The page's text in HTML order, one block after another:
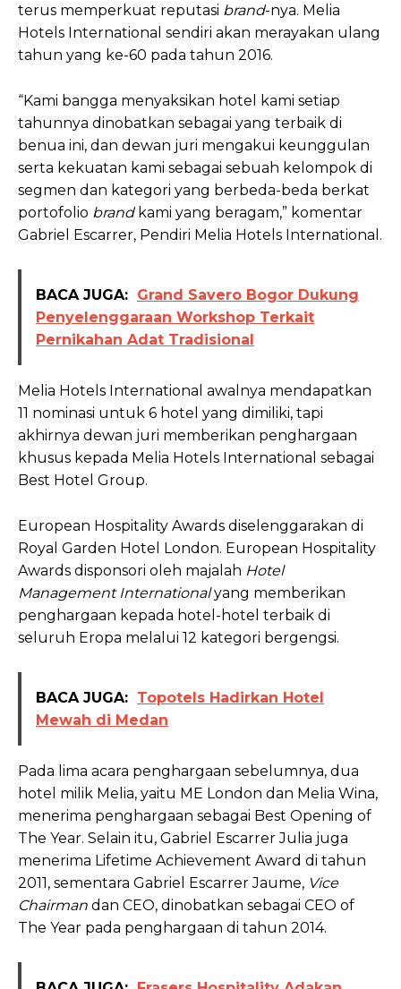
terus memperkuat reputasi brand-nya. Melia
Hotels International sendiri akan merayakan ulang
tahun yang ke-60 pada tahun 2016.
“Kami bangga menyaksikan hotel kami setiap
tahunnya dinobatkan sebagai yang terbaik di
benua ini, dan dewan juri mengakui keunggulan
serta kekuatan kami sebagai sebuah kelompok di
segmen dan kategori yang berbeda-beda berkat
portofolio brandkami yang beragam,” komentar
Gabriel Escarrer, Pendiri Melia Hotels International.
BACA JUGA: Grand Savero Bogor Dukung
Penyelenggaraan Workshop Terkait
Pernikahan Adat Tradisional
Melia Hotels International awalnya mendapatkan
11 nominasi untuk 6 hotel yang dimiliki, tapi
akhirnya dewan juri memberikan penghargaan
khusus kepada Melia Hotels International sebagai
Best Hotel Group.
European Hospitality Awards diselenggarakan di
Royal Garden Hotel London. European Hospitality
Awards disponsori oleh majalah Hotel
Management Internationalyang memberikan
penghargaan kepada hotel-hotel terbaik di
seluruh Eropa melalui 12 kategori bergengsi.
BACA JUGA: Topotels Hadirkan Hotel
Mewah di Medan
Pada lima acara penghargaan sebelumnya, dua
hotel milik Melia, yaitu ME London dan Melia Wina,
menerima penghargaan sebagai Best Opening of
The Year. Selain itu, Gabriel Escarrer Julia juga
menerima Lifetime Achievement Award di tahun
2011, sementara Gabriel Escarrer Jaume, Vice
Chairman dan CEO, dinobatkan sebagai CEO of
The Year pada penghargaan di tahun 2014.